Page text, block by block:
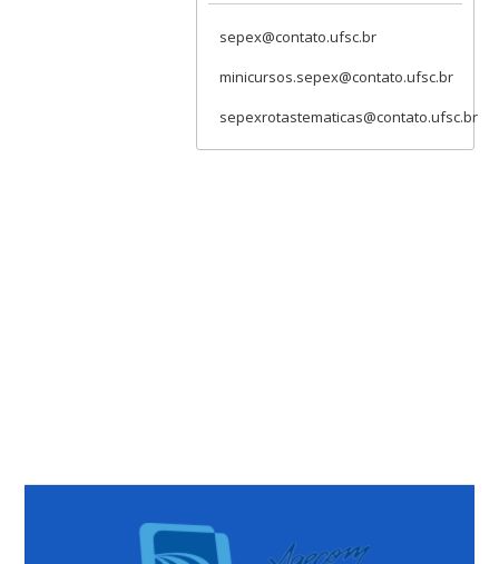
sepex@contato.ufsc.br
minicursos.sepex@contato.ufsc.br
sepexrotastematicas@contato.ufsc.br